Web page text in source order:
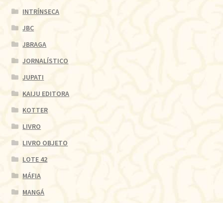
INTRÍNSECA
JBC
JBRAGA
JORNALÍSTICO
JUPATI
KAIJU EDITORA
KOTTER
LIVRO
LIVRO OBJETO
LOTE 42
MÁFIA
MANGÁ